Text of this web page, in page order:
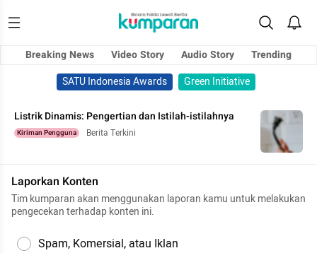
Breaking News Video Story Audio Story
Trending
SATU Indonesia Awards
Green Initiative
Listrik Dinamis: Pengertian dan Istilah-istilahnya
Kiriman Pengguna Berita Terkini
Laporkan Konten
Tim kumparan akan menggunakan laporan kamu untuk melakukan
pengecekan terhadap konten ini.
Spam, Komersial, atau Iklan